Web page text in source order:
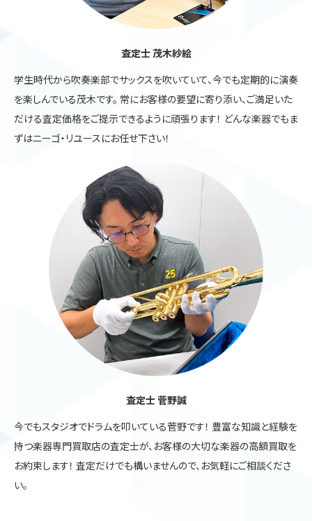
査定士 茂木紗絵
学生時代から吹奏楽部でサックスを吹いていて、今でも定期的に演奏
を楽しんでいる茂木です。 常にお客様の要望に寄り添い、ご満足いた
だける査定価格をご提示できるように頑張ります！ どんな楽器でもま
ずはニーゴ・リユースにお任せ下さい！
査定士 菅野誠
今でもスタジオでドラムを叩いている菅野です！ 豊富な知識と経験を
持つ楽器専門買取店の査定士が、お客様の大切な楽器の高額買取を
お約束します！ 査定だけでも構いませんので、お気軽にご相談くださ
い。